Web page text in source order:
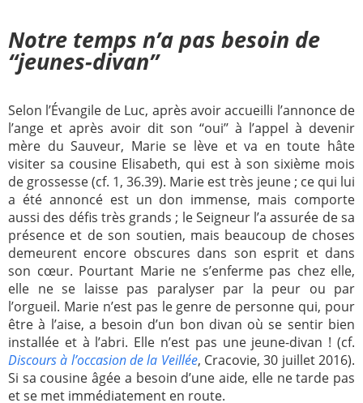
Notre temps n’a pas besoin de
‘‘jeunes-divan’’
Selon l’Évangile de Luc, après avoir accueilli l’annonce de
l’ange et après avoir dit son ‘‘oui’’ à l’appel à devenir
mère du Sauveur, Marie se lève et va en toute hâte
visiter sa cousine Elisabeth, qui est à son sixième mois
de grossesse (cf. 1, 36.39). Marie est très jeune ; ce qui lui
a été annoncé est un don immense, mais comporte
aussi des défis très grands ; le Seigneur l’a assurée de sa
présence et de son soutien, mais beaucoup de choses
demeurent encore obscures dans son esprit et dans
son cœur. Pourtant Marie ne s’enferme pas chez elle,
elle ne se laisse pas paralyser par la peur ou par
l’orgueil. Marie n’est pas le genre de personne qui, pour
être à l’aise, a besoin d’un bon divan où se sentir bien
installée et à l’abri. Elle n’est pas une jeune-divan ! (cf.
Discours à l’occasion de la Veillée, Cracovie, 30 juillet 2016).
Si sa cousine âgée a besoin d’une aide, elle ne tarde pas
et se met immédiatement en route.